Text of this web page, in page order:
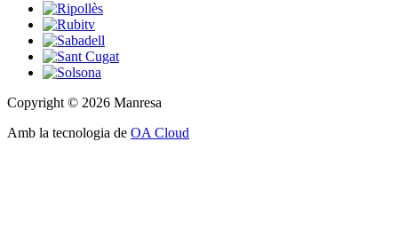
Copyright © 2026 Manresa
Amb la tecnologia de OA Cloud